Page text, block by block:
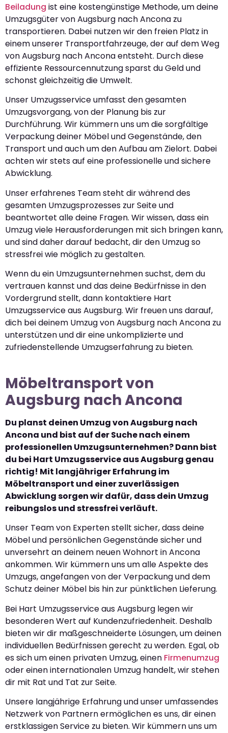
Beiladung ist eine kostengünstige Methode, um deine
Umzugsgüter von Augsburg nach Ancona zu
transportieren. Dabei nutzen wir den freien Platz in
einem unserer Transportfahrzeuge, der auf dem Weg
von Augsburg nach Ancona entsteht. Durch diese
effiziente Ressourcennutzung sparst du Geld und
schonst gleichzeitig die Umwelt.
Unser Umzugsservice umfasst den gesamten
Umzugsvorgang, von der Planung bis zur
Durchführung. Wir kümmern uns um die sorgfältige
Verpackung deiner Möbel und Gegenstände, den
Transport und auch um den Aufbau am Zielort. Dabei
achten wir stets auf eine professionelle und sichere
Abwicklung.
Unser erfahrenes Team steht dir während des
gesamten Umzugsprozesses zur Seite und
beantwortet alle deine Fragen. Wir wissen, dass ein
Umzug viele Herausforderungen mit sich bringen kann,
und sind daher darauf bedacht, dir den Umzug so
stressfrei wie möglich zu gestalten.
Wenn du ein Umzugsunternehmen suchst, dem du
vertrauen kannst und das deine Bedürfnisse in den
Vordergrund stellt, dann kontaktiere Hart
Umzugsservice aus Augsburg. Wir freuen uns darauf,
dich bei deinem Umzug von Augsburg nach Ancona zu
unterstützen und dir eine unkomplizierte und
zufriedenstellende Umzugserfahrung zu bieten.
Möbeltransport von
Augsburg nach Ancona
Du planst deinen Umzug von Augsburg nach
Ancona und bist auf der Suche nach einem
professionellen Umzugsunternehmen? Dann bist
du bei Hart Umzugsservice aus Augsburg genau
richtig! Mit langjähriger Erfahrung im
Möbeltransport und einer zuverlässigen
Abwicklung sorgen wir dafür, dass dein Umzug
reibungslos und stressfrei verläuft.
Unser Team von Experten stellt sicher, dass deine
Möbel und persönlichen Gegenstände sicher und
unversehrt an deinem neuen Wohnort in Ancona
ankommen. Wir kümmern uns um alle Aspekte des
Umzugs, angefangen von der Verpackung und dem
Schutz deiner Möbel bis hin zur pünktlichen Lieferung.
Bei Hart Umzugsservice aus Augsburg legen wir
besonderen Wert auf Kundenzufriedenheit. Deshalb
bieten wir dir maßgeschneiderte Lösungen, um deinen
individuellen Bedürfnissen gerecht zu werden. Egal, ob
es sich um einen privaten Umzug, einen Firmenumzug
oder einen internationalen Umzug handelt, wir stehen
dir mit Rat und Tat zur Seite.
Unsere langjährige Erfahrung und unser umfassendes
Netzwerk von Partnern ermöglichen es uns, dir einen
erstklassigen Service zu bieten. Wir kümmern uns um